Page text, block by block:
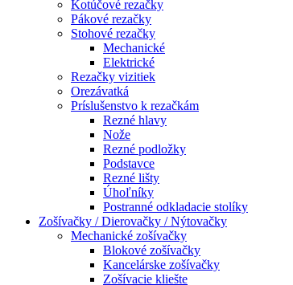
Kotúčové rezačky
Pákové rezačky
Stohové rezačky
Mechanické
Elektrické
Rezačky vizitiek
Orezávatká
Príslušenstvo k rezačkám
Rezné hlavy
Nože
Rezné podložky
Podstavce
Rezné lišty
Úhoľníky
Postranné odkladacie stolíky
Zošívačky / Dierovačky / Nýtovačky
Mechanické zošívačky
Blokové zošívačky
Kancelárske zošívačky
Zošívacie kliešte